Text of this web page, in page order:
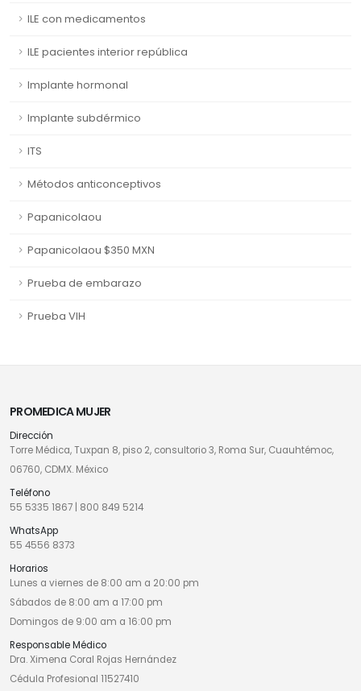
ILE con medicamentos
ILE pacientes interior república
Implante hormonal
Implante subdérmico
ITS
Métodos anticonceptivos
Papanicolaou
Papanicolaou $350 MXN
Prueba de embarazo
Prueba VIH
PROMEDICA MUJER
Dirección
Torre Médica, Tuxpan 8, piso 2, consultorio 3, Roma Sur, Cuauhtémoc,
06760, CDMX. México
Teléfono
55 5335 1867
800 849 5214
WhatsApp
55 4556 8373
Horarios
Lunes a viernes de 8:00 am a 20:00 pm
Sábados de 8:00 am a 17:00 pm
Domingos de 9:00 am a 16:00 pm
Responsable Médico
Dra. Ximena Coral Rojas Hernández
Cédula Profesional 11527410